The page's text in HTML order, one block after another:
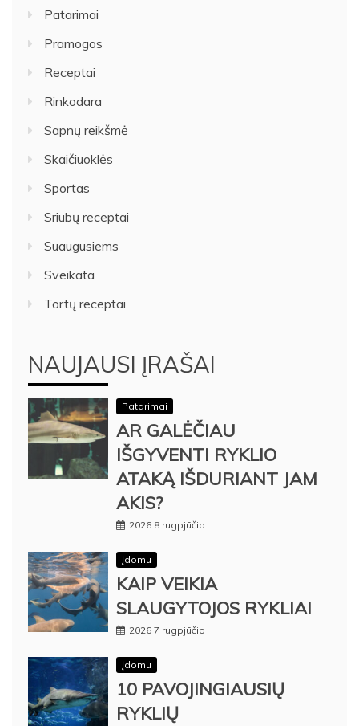
Patarimai
Pramogos
Receptai
Rinkodara
Sapnų reikšmė
Skaičiuoklės
Sportas
Sriubų receptai
Suaugusiems
Sveikata
Tortų receptai
NAUJAUSI ĮRAŠAI
Patarimai
AR GALĖČIAU
IŠGYVENTI RYKLIO
ATAKĄ IŠDURIANT JAM
AKIS?
2026 8 rugpjūčio
Įdomu
KAIP VEIKIA
SLAUGYTOJOS RYKLIAI
2026 7 rugpjūčio
Įdomu
10 PAVOJINGIAUSIŲ
RYKLIŲ